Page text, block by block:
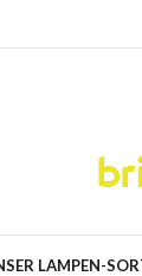
LAMPEN-